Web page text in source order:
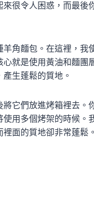
很令人困惑，而最後
角麵包。在這裡，我
就是使用黃油和麵團
生蓬鬆的質地。
它們放進烤箱裡去。
用多個烤架的時候。
面的質地卻非常蓬鬆